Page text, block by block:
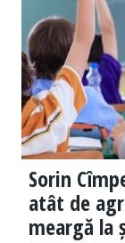
Sorin
atât de
meargă la